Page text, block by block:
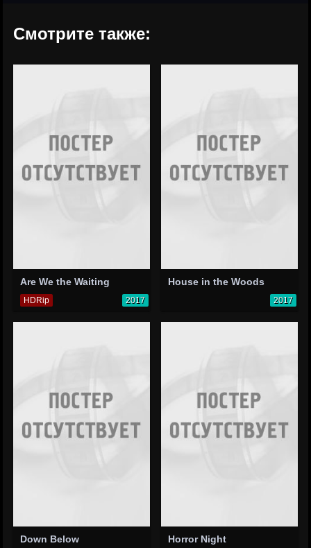
Смотрите также:
Are We the Waiting
HDRip 2017
House in the Woods
2017
Down Below Horror Night